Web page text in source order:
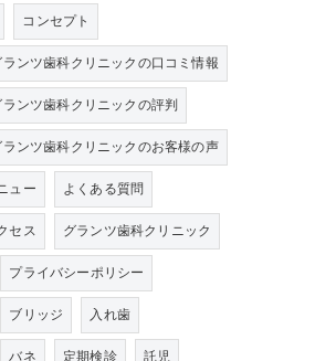
コンセプト
ンツ歯科クリニックの口コミ情報
ンツ歯科クリニックの評判
ンツ歯科クリニックのお客様の声
ュー
よくある質問
セス
グランツ歯科クリニック
プライバシーポリシー
ブリッジ
入れ歯
バネ 定期検診
託児